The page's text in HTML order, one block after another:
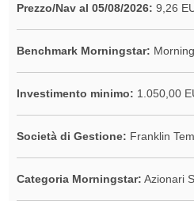
Prezzo/Nav al 05/08/2026: 9,26
Benchmark Morningstar:
Investimento minimo: 1.050,00
Società di Gestione: Franklin
Categoria Morningstar: Azionari